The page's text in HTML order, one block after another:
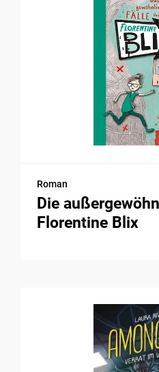
Roman
Die
Florentine Blix